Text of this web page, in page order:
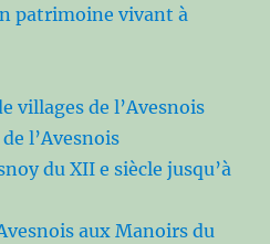
patrimoine vivant à
villages de l’Avesnois
l’Avesnois
du XII e siècle jusqu’à
aux Manoirs du